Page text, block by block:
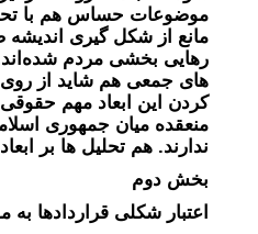
موضوعات حساس هم با
مانع از شکل گیری اندیشه
رهایی بخشی مردم
های جمعی هم شاید از روی
کردن این ابعاد مهم حقوقی
منعقده میان جمهوری
ندارند. هم تحلیل ها بر
بخش دوم
اعتبار شکلی قراردادها